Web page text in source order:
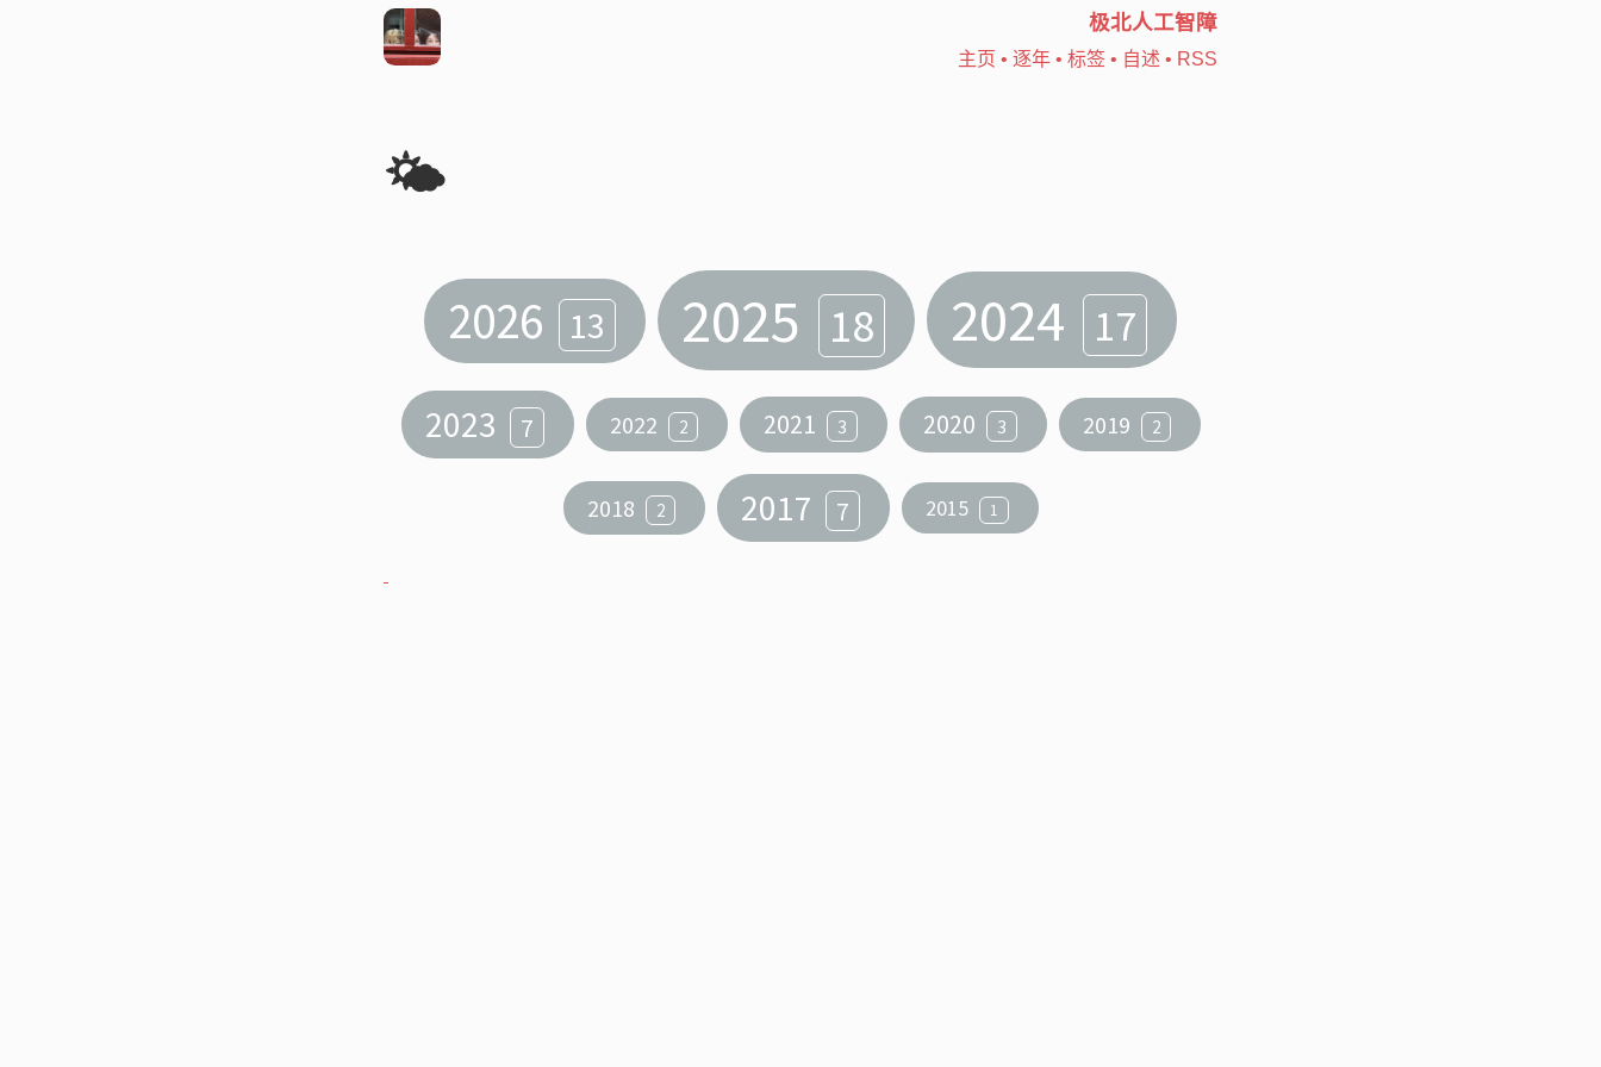
极北人工智障
主页 • 逐年• 标签• 自述 • RSS
🌤️
2026 13 2025 18 2024 17
2023 7 2022 2 2021 3 2020 3 2019 2
2018 2 2017 7 2015 1